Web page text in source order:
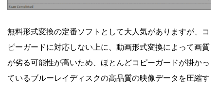
無料形式変換の定番ソフトとして大人気がありますが、コ
ピーガードに対応しない上に、動画形式変換によって画質
が劣る可能性が高いため、ほとんどコピーガードが掛かっ
ているブルーレイディスクの高品質の映像データを圧縮す